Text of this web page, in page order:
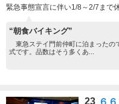
緊急事態宣言に伴い1/8～2/7まで
“朝食バイキング”
東急ステイ門前仲町に泊まった
式です。品数はそう多くあ...
23 ６